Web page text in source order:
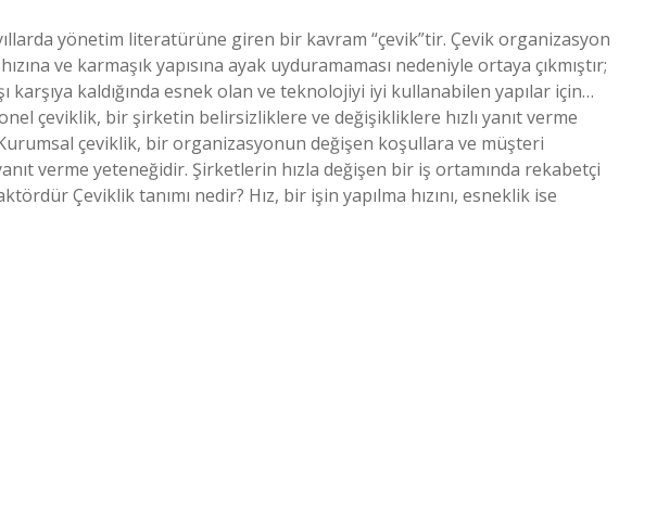
yönetim literatürüne giren bir kavram “çevik”tir. Çevik organizasyon
ve karmaşık yapısına ayak uyduramaması nedeniyle ortaya çıkmıştır;
karşıya kaldığında esnek olan ve teknolojiyi iyi kullanabilen yapılar için…
çeviklik, bir şirketin belirsizliklere ve değişikliklere hızlı yanıt verme
çeviklik, bir organizasyonun değişen koşullara ve müşteri
verme yeteneğidir. Şirketlerin hızla değişen bir iş ortamında rekabetçi
Çeviklik tanımı nedir? Hız, bir işin yapılma hızını, esneklik ise